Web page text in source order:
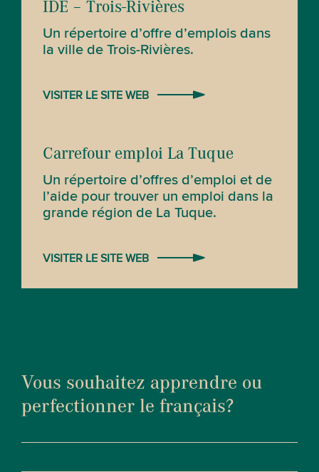
IDÉ – Trois-Rivières
Un répertoire d’offre d’emplois dans
la ville de Trois-Rivières.
VISITER LE SITE WEB
Carrefour emploi La Tuque
Un répertoire d’offres d’emploi et de
l’aide pour trouver un emploi dans la
grande région de La Tuque.
VISITER LE SITE WEB
Vous souhaitez apprendre ou
perfectionner le français?